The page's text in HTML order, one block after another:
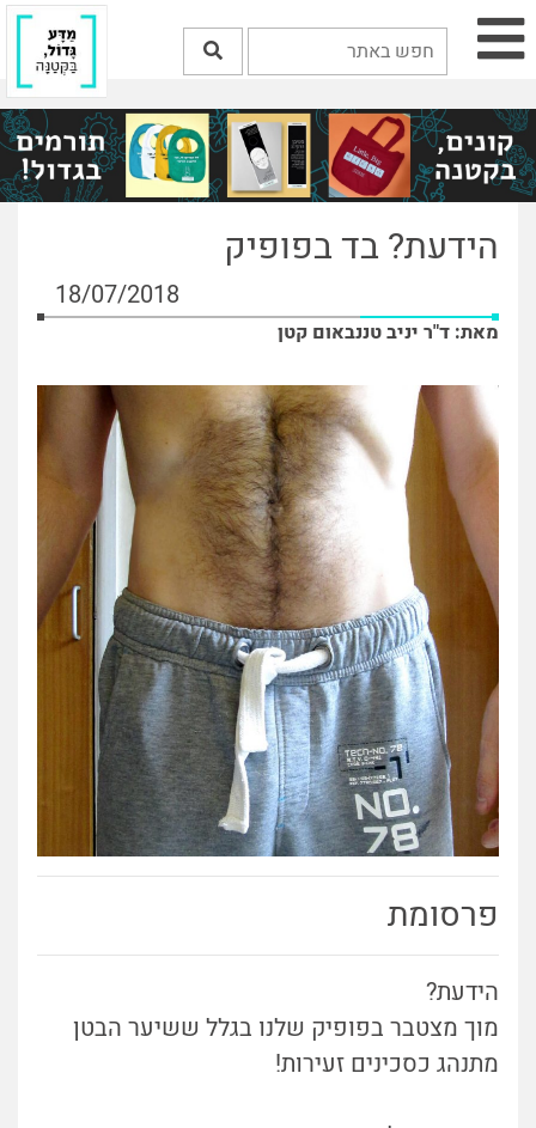
הידעת? בד בפופיק
18/07/2018
מאת: ד"ר יניב טננבאום קטן
פרסומת
הידעת?
מוך מצטבר בפופיק שלנו בגלל ששיער הבטן
מתנהג כסכינים זעירות!